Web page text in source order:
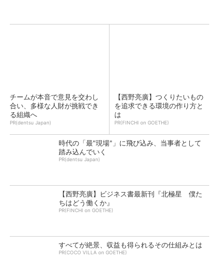
チームが本音で意見を交わし
合い、多様な人財が挑戦でき
る組織へ
PR(dentsu Japan)
【西野亮廣】つくりたいもの
を追求できる環境の作り方と
は
PR(FINCHI on GOETHE)
時代の「最"現場"」に飛び込み、当事者として
踏み込んでいく
PR(dentsu Japan)
【西野亮廣】ビジネス書最新刊『北極星 僕た
ちはどう働くか』
PR(FINCHI on GOETHE)
すべてが絶景、収益も得られるその仕組みとは
PR(COCO VILLA on GOETHE)